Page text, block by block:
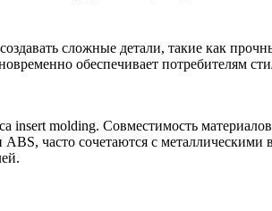
сложные детали, такие как
обеспечивает потребителям
molding. Совместимость
ABS, часто сочетаются с
.